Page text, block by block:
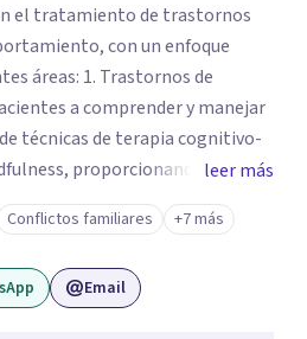
el tratamiento de trastornos
con un enfoque
de
técnicas de terapia cognitivo-
proporcionando
enfrentar situaciones
depresión, ayudándoles a
desarrollar estrategias
leer más
Conflictos familiares +7 más
Email